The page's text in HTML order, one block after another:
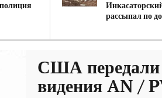
рассыпал по
США передали
видения AN /